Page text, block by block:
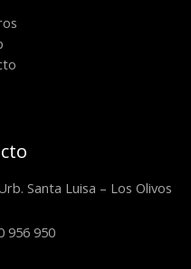
Santa Luisa – Los Olivos
956 950